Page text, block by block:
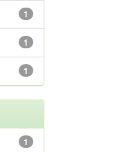
1
1
1
1